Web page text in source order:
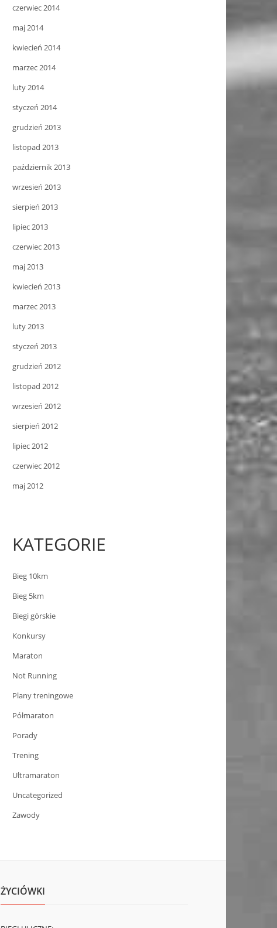
czerwiec 2014
maj 2014
kwiecień 2014
marzec 2014
luty 2014
styczeń 2014
grudzień 2013
listopad 2013
październik 2013
wrzesień 2013
sierpień 2013
lipiec 2013
czerwiec 2013
maj 2013
kwiecień 2013
marzec 2013
luty 2013
styczeń 2013
grudzień 2012
listopad 2012
wrzesień 2012
sierpień 2012
lipiec 2012
czerwiec 2012
maj 2012
KATEGORIE
Bieg 10km
Bieg 5km
Biegi górskie
Konkursy
Maraton
Not Running
Plany treningowe
Półmaraton
Porady
Trening
Ultramaraton
Uncategorized
Zawody
ŻYCIÓWKI